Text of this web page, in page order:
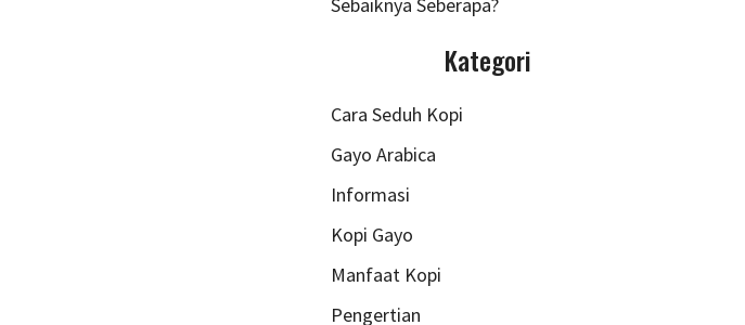
Kategori
Cara Seduh Kopi
Gayo Arabica
Informasi
Kopi Gayo
Manfaat Kopi
Pengertian